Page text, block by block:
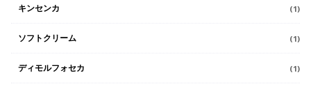
キンセンカ (1)
ソフトクリーム (1)
ディモルフォセカ (1)